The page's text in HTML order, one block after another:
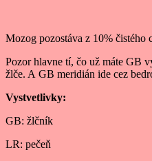
Mozog pozostáva z 10%
Pozor hlavne tí, čo už máte GB
žlče. A GB meridián ide cez
Vystvetlivky:
GB: žlčník
LR: pečeň